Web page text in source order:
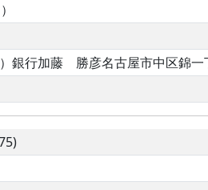
銀行加藤 勝彦名古屋市中区錦